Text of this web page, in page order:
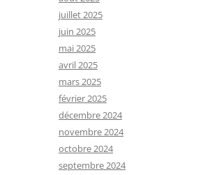
juillet 2025
juin 2025
mai 2025
avril 2025
mars 2025
février 2025
décembre 2024
novembre 2024
octobre 2024
septembre 2024